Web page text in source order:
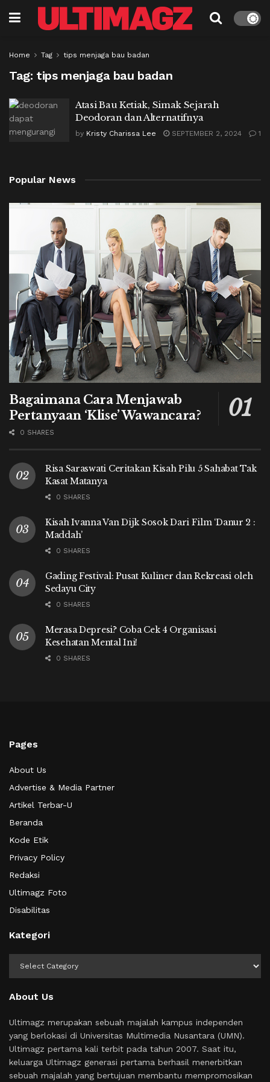
Home Tag tips menjaga bau badan
Tag: tips menjaga bau badan
Atasi Bau Ketiak, Simak Sejarah
Deodoran dan Alternatifnya
by Kristy Charissa Lee SEPTEMBER 2, 2024 1
Popular News
Bagaimana Cara Menjawab
Pertanyaan ‘Klise’ Wawancara?
0 SHARES
Risa Saraswati Ceritakan Kisah Pilu 5 Sahabat Tak
Kasat Matanya
0 SHARES
Kisah Ivanna Van Dijk Sosok Dari Film ‘Danur 2 :
Maddah’
0 SHARES
Gading Festival: Pusat Kuliner dan Rekreasi oleh
Sedayu City
0 SHARES
Merasa Depresi? Coba Cek 4 Organisasi
Kesehatan Mental Ini!
0 SHARES
Pages
About Us
Advertise & Media Partner
Artikel Terbar-U
Beranda
Kode Etik
Privacy Policy
Redaksi
Ultimagz Foto
Disabilitas
Kategori
About Us
Ultimagz merupakan sebuah majalah kampus independen
yang berlokasi di Universitas Multimedia Nusantara (UMN).
Ultimagz pertama kali terbit pada tahun 2007. Saat itu,
keluarga Ultimagz generasi pertama berhasil menerbitkan
sebuah majalah yang bertujuan membantu mempromosikan